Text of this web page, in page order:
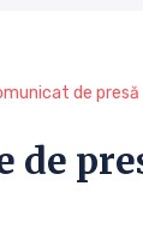
de presă
de